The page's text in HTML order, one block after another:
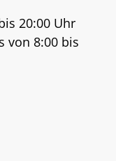
20:00 Uhr
von 8:00 bis
Angebot?